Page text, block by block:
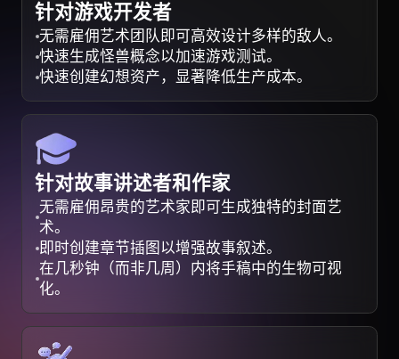
针对游戏开发者
无需雇佣艺术团队即可高效设计多样的敌人。
快速生成怪兽概念以加速游戏测试。
快速创建幻想资产，显著降低生产成本。
针对故事讲述者和作家
无需雇佣昂贵的艺术家即可生成独特的封面艺
术。
即时创建章节插图以增强故事叙述。
在几秒钟（而非几周）内将手稿中的生物可视
化。